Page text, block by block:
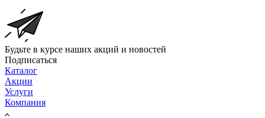
Будьте в курсе наших акций и новостей
Подписаться
Каталог
Акции
Услуги
Компания